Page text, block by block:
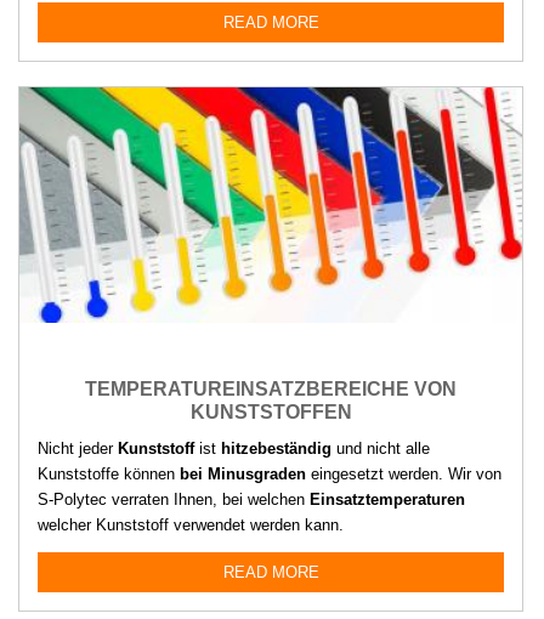
READ MORE
TEMPERATUREINSATZBEREICHE VON
KUNSTSTOFFEN
Nicht jeder Kunststoffist hitzebeständig und nicht alle
Kunststoffe können bei Minusgraden eingesetzt werden. Wir von
S-Polytec verraten Ihnen, bei welchen Einsatztemperaturen
welcher Kunststoff verwendet werden kann.
READ MORE